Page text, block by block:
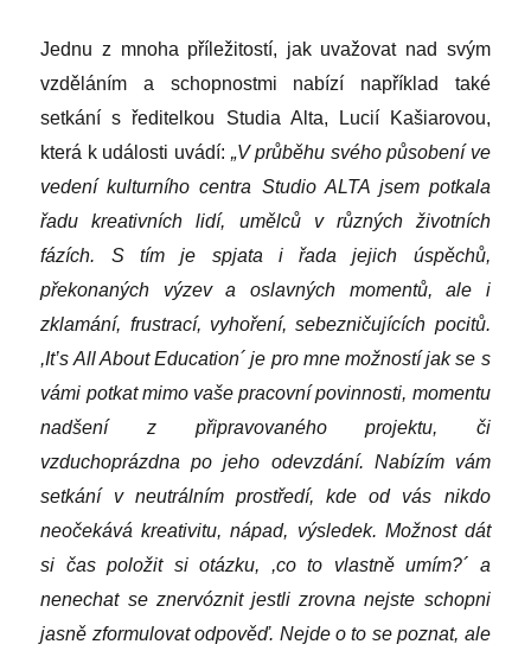
Jednu z mnoha příležitostí, jak uvažovat nad svým
vzděláním a schopnostmi nabízí například také
setkání s ředitelkou Studia Alta, Lucií Kašiarovou,
která k události uvádí: „V průběhu svého působení ve
vedení kulturního centra Studio ALTA jsem potkala
řadu kreativních lidí, umělců v různých životních
fázích. S tím je spjata i řada jejich úspěchů,
překonaných výzev a oslavných momentů, ale i
zklamání, frustrací, vyhoření, sebezničujících pocitů.
,It’s All About Education´ je pro mnemožností jak se s
vámi potkat mimo vaše pracovní povinnosti, momentu
nadšení z připravovaného projektu, či
vzduchoprázdna po jeho odevzdání. Nabízím vám
setkání v neutrálním prostředí, kde od vás nikdo
neočekává kreativitu, nápad, výsledek. Možnost dát
si čas položit si otázku, ,co to vlastně umím?´ a
nenechat se znervóznit jestli zrovna nejste schopni
jasně zformulovat odpověď. Nejde o to se poznat, ale